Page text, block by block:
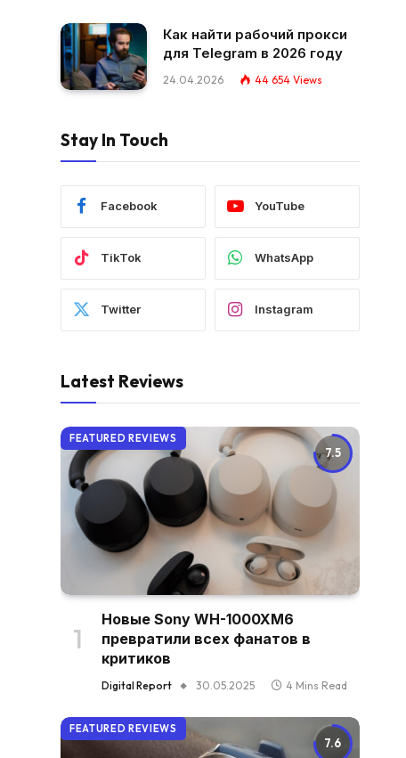
Как найти рабочий прокси
для Telegram в 2026 году
24.04.2026 44 654 Views
Stay In Touch
Facebook YouTube
TikTok WhatsApp
Twitter Instagram
Latest Reviews
7.5
FEATURED REVIEWS
Новые Sony WH-1000XM6
превратили всех фанатов в
критиков
Digital Report 30.05.2025 4 Mins Read
7.6
FEATURED REVIEWS